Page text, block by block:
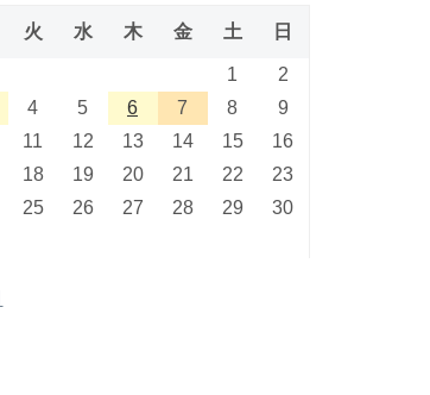
火 水 木 金 土 日
1
2
4 5 6 7 8
9
11 12 13 14 15
16
18 19 20 21 22
23
25 26 27 28 29
30